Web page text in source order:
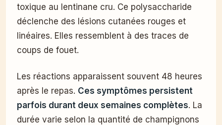
toxique au lentinane cru. Ce polysaccharide
déclenche des lésions cutanées rouges et
linéaires. Elles ressemblent à des traces de
coups de fouet.
Les réactions apparaissent souvent 48 heures
après le repas. Ces symptômes persistent
parfois durant deux semaines complètes. La
durée varie selon la quantité de champignons